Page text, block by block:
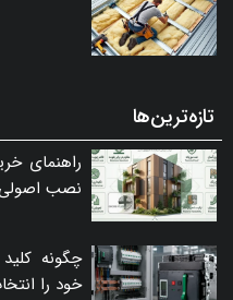
تازه‌ترین‌ها
راهنمای
نصب اصولی
چگونه کلید
خود را